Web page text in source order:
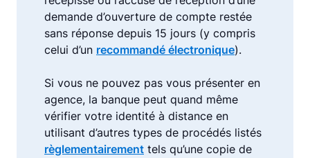
demande d’ouverture de compte restée
sans réponse depuis 15 jours (y compris
celui d’un recommandé électronique).
Si vous ne pouvez pas vous présenter en
agence, la banque peut quand même
vérifier votre identité à distance en
utilisant d’autres types de procédés listés
règlementairement tels qu’une copie de